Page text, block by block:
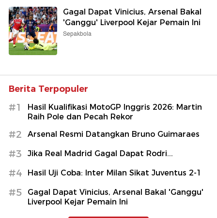
Gagal Dapat Vinicius, Arsenal Bakal
'Ganggu' Liverpool Kejar Pemain Ini
Sepakbola
Berita Terpopuler
#1
Hasil Kualifikasi MotoGP Inggris 2026: Martin
Raih Pole dan Pecah Rekor
#2 Arsenal Resmi Datangkan Bruno Guimaraes
#3 Jika Real Madrid Gagal Dapat Rodri...
#4 Hasil Uji Coba: Inter Milan Sikat Juventus 2-1
#5
Gagal Dapat Vinicius, Arsenal Bakal 'Ganggu'
Liverpool Kejar Pemain Ini